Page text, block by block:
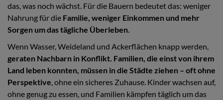
das, was noch wächst. Für die Bauern bedeutet das: weniger
Nahrung für die Familie, weniger Einkommen und mehr
Sorgen um das tägliche Überleben
Wenn Wasser, Weideland und Ackerflächen knapp werden,
geraten Nachbarn in Konflikt. Familien, die einst von ihrem
Land leben konnten, müssen in die Städte ziehen – oft ohne
Perspektive , ohne ein sicheres Zuhause. Kinder wachsen auf,
ohne genug zu essen, und Familien kämpfen täglich um das